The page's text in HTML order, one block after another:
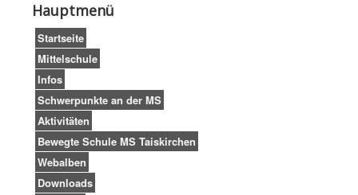
Impressum
Hauptmenü
Startseite
Mittelschule
Infos
Schwerpunkte an der MS
Aktivitäten
Bewegte Schule MS Taiskirchen
Webalben
Downloads